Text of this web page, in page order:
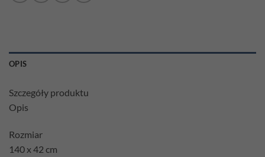
OPIS
Szczegóły produktu
Opis
Rozmiar
140 x 42 cm